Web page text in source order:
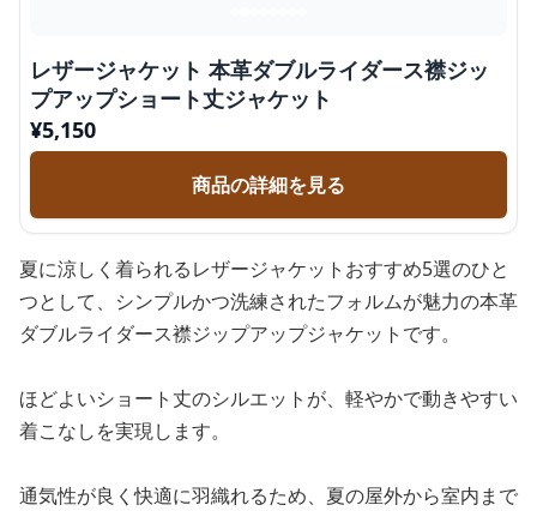
レザージャケット 本革ダブルライダース襟ジッ
プアップショート丈ジャケット
¥5,150
商品の詳細を見る
夏に涼しく着られるレザージャケットおすすめ5選のひと
つとして、シンプルかつ洗練されたフォルムが魅力の本革
ダブルライダース襟ジップアップジャケットです。
ほどよいショート丈のシルエットが、軽やかで動きやすい
着こなしを実現します。
通気性が良く快適に羽織れるため、夏の屋外から室内まで